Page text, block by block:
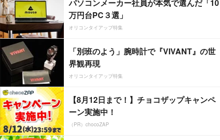
パソコンメーカー社員が本気で選んだ「10
万円台PC３選」
オリコンタイアップ特集
「別班のよう」腕時計で『VIVANT』の世
界観再現
オリコンタイアップ特集
【8月12日まで！】チョコザップキャンペ
ーン実施中！
（PR）chocoZAP